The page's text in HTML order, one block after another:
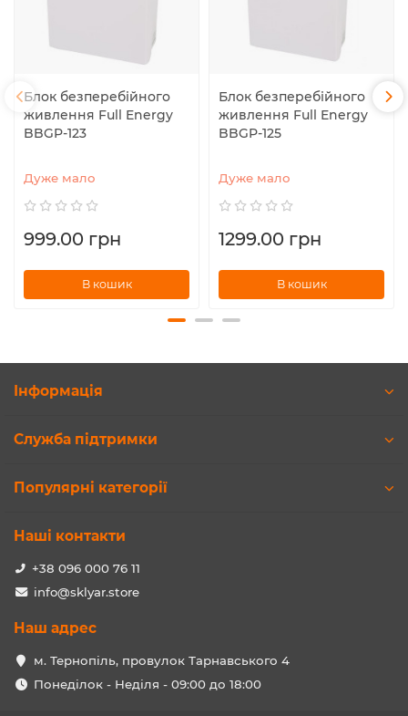
Блок безперебійного
живлення Full Energy
BBGP-123
Дуже мало
999.00 грн
В кошик
Блок безперебійного
живлення Full Energy
BBGP-125
Дуже мало
1299.00 грн
В кошик
Інформація
Служба підтримки
Популярні категорії
Наші контакти
+38 096 000 76 11
info@sklyar.store
Наш адрес
м. Тернопіль, провулок Тарнавського 4
Понеділок - Неділя - 09:00 до 18:00